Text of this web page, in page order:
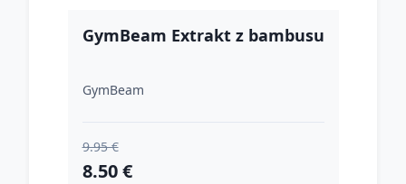
GymBeam Extrakt z bambusu
GymBeam
9.95 €
8.50 €